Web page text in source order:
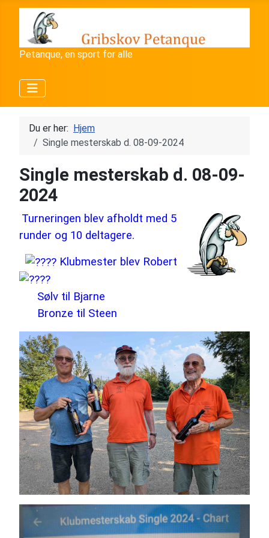
Petanque, en sport for alle
Du er her:
Hjem
Single mesterskab d. 08-09-2024
Single mesterskab d. 08-09-
2024
Turneringen blev afholdt med 5
runder og 10 deltagere.
Klubmester blev Robert
Sølv til Bjarne
Bronze til Steen